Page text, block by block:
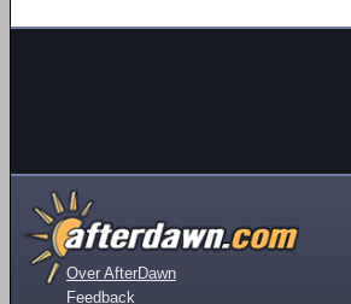
Over AfterDawn
Feedback